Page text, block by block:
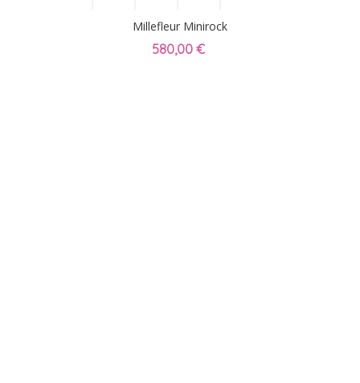
Millefleur Minirock
580,00 €